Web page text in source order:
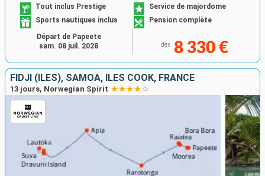
Tout inclus Prestige
Service de majordome
Sports nautiques inclus
Pension complète
dès 8 330 €
Départ de Papeete
sam. 08 juil. 2028
FIDJI (ÎLES), SAMOA, ÎLES COOK, FRANCE
13 jours, Norwegian Spirit